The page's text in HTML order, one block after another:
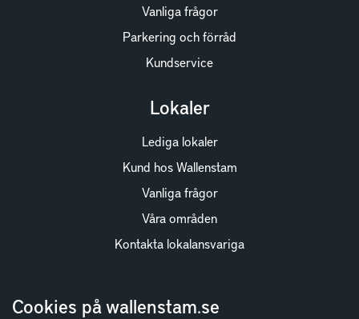
Cookies på wallenstam.se
Vanliga frågor
Parkering och förråd
Kundservice
Lokaler
Lediga lokaler
Kund hos Wallenstam
Vanliga frågor
Våra områden
Kontakta lokalansvariga